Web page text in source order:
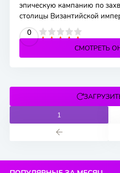
эпическую кампанию по
столицы Византийской
0
4 5
СМОТРЕТЬ
1